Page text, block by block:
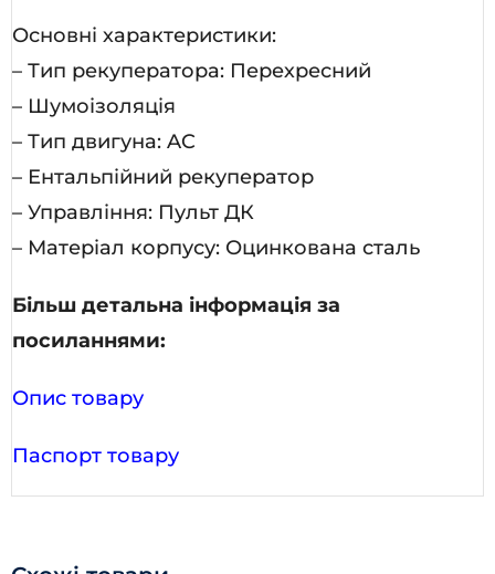
Основні характеристики:
– Тип рекуператора: Перехресний
– Шумоізоляція
– Тип двигуна: AC
– Ентальпійний рекуператор
– Управління: Пульт ДК
– Матеріал корпусу: Оцинкована сталь
Більш детальна інформація за
посиланнями:
Опис товару
Паспорт товару